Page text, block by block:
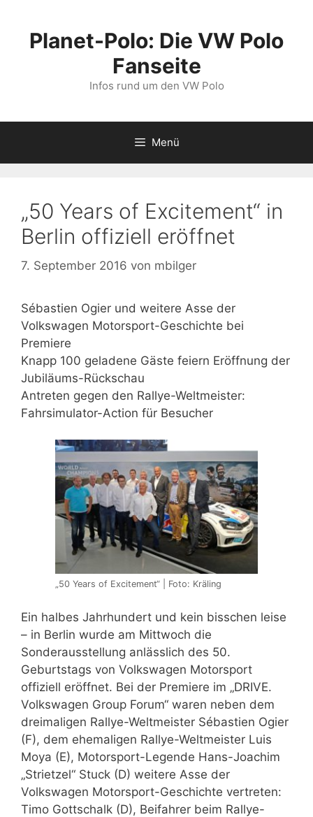
springenPlanet-Polo: Die VW Polo
Fanseite
Infos rund um den VW Polo
Menü
„50 Years of Excitement“ in
Berlin offiziell eröffnet
7. September 2016 von mbilger
Sébastien Ogier und weitere Asse der
Volkswagen Motorsport-Geschichte bei
Premiere
Knapp 100 geladene Gäste feiern Eröffnung der
Jubiläums-Rückschau
Antreten gegen den Rallye-Weltmeister:
Fahrsimulator-Action für Besucher
„50 Years of Excitement“ | Foto: Kräling
Ein halbes Jahrhundert und kein bisschen leise
– in Berlin wurde am Mittwoch die
Sonderausstellung anlässlich des 50.
Geburtstags von Volkswagen Motorsport
offiziell eröffnet. Bei der Premiere im „DRIVE.
Volkswagen Group Forum“ waren neben dem
dreimaligen Rallye-Weltmeister Sébastien Ogier
(F), dem ehemaligen Rallye-Weltmeister Luis
Moya (E), Motorsport-Legende Hans-Joachim
„Strietzel“ Stuck (D) weitere Asse der
Volkswagen Motorsport-Geschichte vertreten:
Timo Gottschalk (D), Beifahrer beim Rallye-